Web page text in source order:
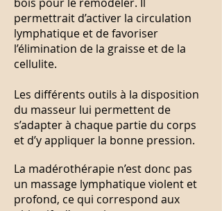
permettrait d’activer la circulation
lymphatique et de favoriser
l’élimination de la graisse et de la
cellulite.
Les différents outils à la disposition
du masseur lui permettent de
s’adapter à chaque partie du corps
et d’y appliquer la bonne pression.
La madérothérapie n’est donc pas
un massage lymphatique violent et
profond, ce qui correspond aux